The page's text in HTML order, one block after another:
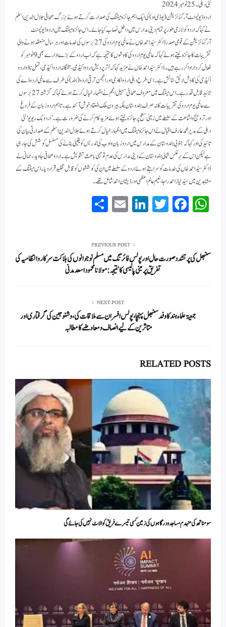
نئی دہلی۔ 25 نومبر 2024
اردو ڈیولپمنٹ آرگنائزیشن (یو ڈی او) کی ایک اہم جائزہ میٹنگ کی صدارت کرتے ہوئے بزرگ صحافی جلال الدین اسلم
نے کہا کہ اردو کو لازمی طور پر تمام دینی مدارس میں داخلِ نصاب کیا جائے۔ اس جائزہ میٹنگ میں اردو ڈیولپمنٹ
آرگنائزیشن کے قومی صدر ڈاکٹر سیّد احمد خاں نے عالمی یومِ اردو کی 27 برسوں کی خدمات اور ہر سال منعقد ہونے والی
تقریبات کا جائزہ لیتے ہوئے کہا کہ عالمی یومِ اردو کی کاوشوں کا نتیجہ ہے کہ اب اردو کے بڑے ادارے بھی 9 نومبر کو
فعال کردار ادا کر رہے ہیں۔ ڈاکٹر سیّد احمد خاں نے مزید کہا کہ اُترپردیش اردو اکیڈمی، تلنگانہ اردو اکیڈمی، تمل ناڈو اردو
اکیڈمی کی کاوش لائق ستائش ہے۔ اسی طرح دہلی اردو اکادمی اور انجمن ترقی اردو (ہند) کی طرف سے عالمی اُردو ڈے کی
تائید قابل قدر ہے۔ اس میٹنگ میں معروف صحافی سہیل انجم نے اظہار خیال کرتے ہوئے کہا کہ گزشتہ 27 برسوں
سے عالمی یوم اردو کی تقریبات کا نہ صرف ہندوستان بلکہ بیرون ملک انعقاد خوش آئند ہے۔ تاہم اردو زبان کے فروغ
اور ترویج و اشاعت کے سلسلے میں زمینی سطح پر جائزہ لیتے ہوئے مزید کام کرنے کی ضرورت ہے۔ ’اردو بک ریویو‘ نئی
دہلی کے مدیر محمد عارف اقبال نے اس جائزہ میٹنگ میں اظہار خیال کرتے ہوئے جلال الدین اسلم کے صدارتی بیان کی
تائید کی اور کہا کہ جنوبی ہندوستان کے مدارس میں اردو زبان و ادب کی تدریس کو یقینی بنانے کی مسلسل کوشش کی جارہی
ہے لیکن اس کے برعکس شمالی ہندوستان کے دینی مدارس کی عدم توجہی باعث تشویش ہے۔ اردو صحافی جاوید رحمانی نے
ڈاکٹر سیّد احمد خاں کی خدمات کو سراہتے ہوئے اردو کے سلسلے میں ان کی کوششوں کو قابل تقلید قرار دیا۔ اس میٹنگ کے
مشاہدین میں سیّد نیاز احمد راجا، نعیم عالم اعظمی اور ذیشان احمد شامل تھے۔
W
A
pp
Fa
ok
T
r
Li
In
E
PREVIOUS POST
سنبھل کی پرتشدد صورت حال اور پولس فائرنگ میں مسلم نوجوانوں کی ہلاکت سرکار وانتظامیہ کی
تفریق پر مبنی پالیسی کا نتیجہ : مولانا محمود اسعد مدنی
NEXT POST
جمعیۃ علماء ہند کا وفد سنبھل پہنچا، پولس افسران سے ملاقات کی ،وشنو جین کی گرفتاری اور
متاثرین کے لیے انصاف و معاوضے کا مطالبہ
RELATED POSTS
سومناتھ کی منہدم مساجد ودرگاہوں کی زمین کسی تیسرے فریق کو الاٹ نہیں کی جائے گی